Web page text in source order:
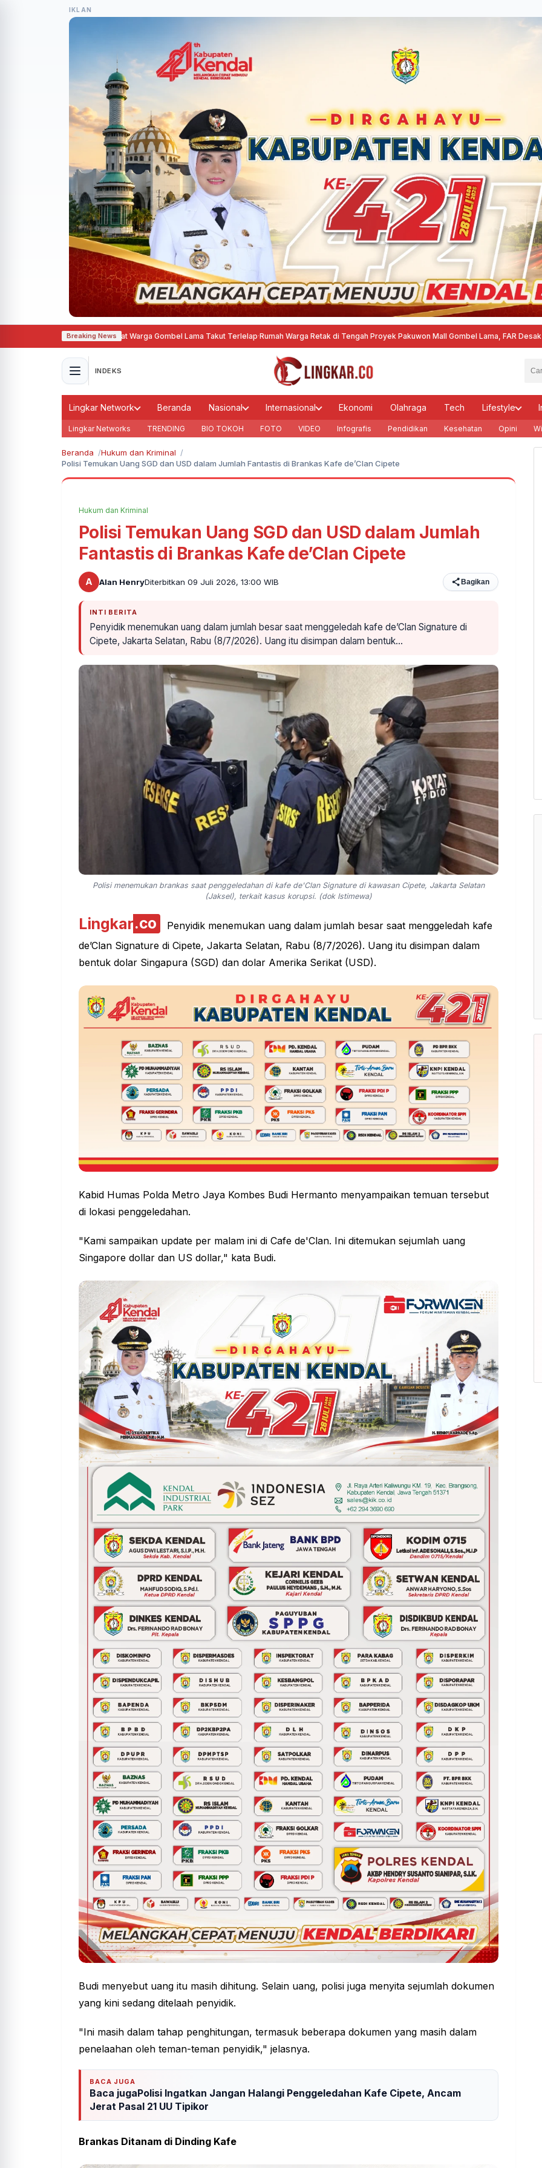
IKLAN
Breaking News
Pulang, Kini Membuat Warga Gombel Lama Takut Terlelap·Rumah Warga Retak di Tengah Proyek Pakuwon Mall Gombel Lama, FAR Desak DLH Buka
INDEKS
Lingkar Network Beranda Nasional Internasional Ekonomi Olahraga Tech Lifestyle
Lingkar Networks TRENDING BIO TOKOH FOTO VIDEO Infografis Pendidikan Kesehatan Opini
Beranda
Hukum dan Kriminal
Polisi Temukan Uang SGD dan USD dalam Jumlah Fantastis di Brankas Kafe de’Clan Cipete
Hukum dan Kriminal
Polisi Temukan Uang SGD dan USD dalam Jumlah
Fantastis di Brankas Kafe de’Clan Cipete
A Alan HenryDiterbitkan 09 Juli 2026, 13:00 WIB Bagikan
INTI BERITA
Penyidik menemukan uang dalam jumlah besar saat menggeledah kafe de’Clan Signature di
Cipete, Jakarta Selatan, Rabu (8/7/2026). Uang itu disimpan dalam bentuk…
Polisi menemukan brankas saat penggeledahan di kafe de'Clan Signature di kawasan Cipete, Jakarta Selatan
(Jaksel), terkait kasus korupsi. (dok Istimewa)
Lingkar.co
Penyidik menemukan uang dalam jumlah besar saat menggeledah kafe
de’Clan Signature di Cipete, Jakarta Selatan, Rabu (8/7/2026). Uang itu disimpan dalam
bentuk dolar Singapura (SGD) dan dolar Amerika Serikat (USD).
Kabid Humas Polda Metro Jaya Kombes Budi Hermanto menyampaikan temuan tersebut
di lokasi penggeledahan.
"Kami sampaikan update per malam ini di Cafe de'Clan. Ini ditemukan sejumlah uang
Singapore dollar dan US dollar," kata Budi.
Budi menyebut uang itu masih dihitung. Selain uang, polisi juga menyita sejumlah dokumen
yang kini sedang ditelaah penyidik.
"Ini masih dalam tahap penghitungan, termasuk beberapa dokumen yang masih dalam
penelaahan oleh teman-teman penyidik," jelasnya.
BACA JUGA
Baca jugaPolisi Ingatkan Jangan Halangi Penggeledahan Kafe Cipete, Ancam
Jerat Pasal 21 UU Tipikor
Brankas Ditanam di Dinding Kafe